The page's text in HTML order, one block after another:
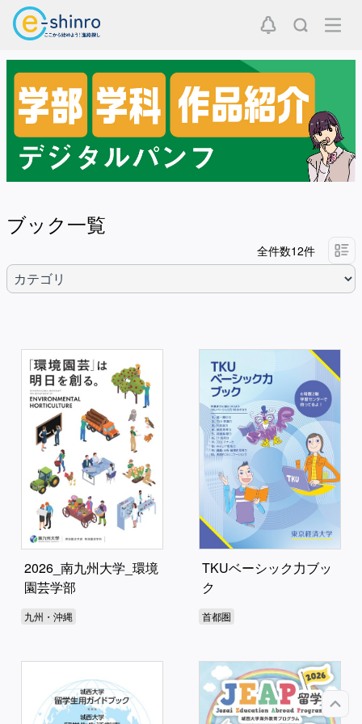
ブック一覧
全件数12件
2026_南九州大学_環境
園芸学部
九州・沖縄
TKUベーシック力ブッ
ク
首都圏